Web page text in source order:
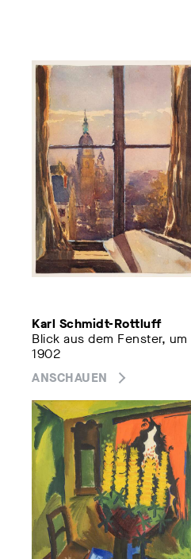
Karl Schmidt-Rottluff
Blick aus dem Fenster, um
1902
ANSCHAUEN